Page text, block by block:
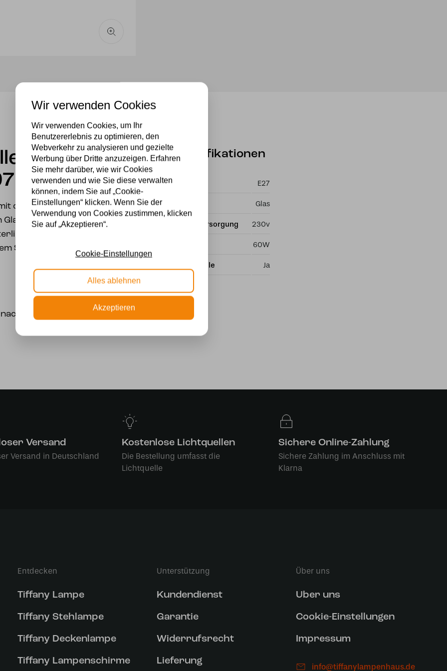
cremeweißer Basis,
und einer
Shuttle
Wahl.
Spezifikationen
E27
Glas
Stromversorgung 230v
60W
Lichtquelle Ja
Versand
Versand in Deutschland
Kostenlose Lichtquellen
Die Bestellung umfasst die
Lichtquelle
Sichere Online-Zahlung
Sichere Zahlung im Anschluss mit
Klarna
Entdecken
Tiffany Lampe
Tiffany Stehlampe
Tiffany Deckenlampe
Tiffany Lampenschirme
Unterstützung
Kundendienst
Garantie
Widerrufsrecht
Lieferung
Über uns
Uber uns
Cookie-Einstellungen
Impressum
info@tiffanylampenhaus.de
Wir verwenden Cookies
Wir verwenden Cookies, um Ihr
Benutzererlebnis zu optimieren, den
Webverkehr zu analysieren und gezielte
Werbung über Dritte anzuzeigen. Erfahren
Sie mehr darüber, wie wir Cookies
verwenden und wie Sie diese verwalten
können, indem Sie auf „Cookie-
Einstellungen“ klicken. Wenn Sie der
Verwendung von Cookies zustimmen, klicken
Sie auf „Akzeptieren“.
Cookie-Einstellungen
Alles ablehnen
Akzeptieren